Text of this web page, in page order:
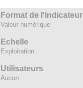
Format de l'indicateur
Valeur numérique
Echelle
Exploitation
Utilisateurs
Aucun